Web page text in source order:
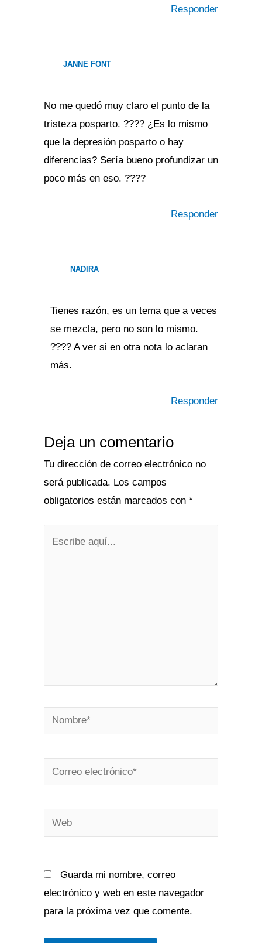
Responder
JANNE FONT
No me quedó muy claro el punto de la
tristeza posparto. ???? ¿Es lo mismo
que la depresión posparto o hay
diferencias? Sería bueno profundizar un
poco más en eso. ????
Responder
NADIRA
Tienes razón, es un tema que a veces
se mezcla, pero no son lo mismo.
???? A ver si en otra nota lo aclaran
más.
Responder
Deja un comentario
Tu dirección de correo electrónico no
será publicada. Los campos
obligatorios están marcados con *
Nombre*
Correo
electrónico*
Web
Guarda mi nombre, correo
electrónico y web en este navegador
para la próxima vez que comente.